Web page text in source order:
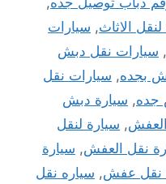
الاثاث, سيارات
, سيارات نقل دبش
بجده, سيارات نقل
جده, سيارة دبش
العفش, سيارة لنقل
نقل العفش, سيارة
نقل عفش, سياره نقل